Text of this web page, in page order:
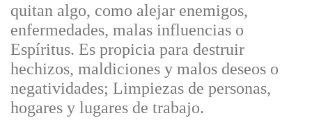
quitan algo, como alejar enemigos,
enfermedades, malas influencias o
Espíritus. Es propicia para destruir
hechizos, maldiciones y malos deseos o
negatividades; Limpiezas de personas,
hogares y lugares de trabajo.